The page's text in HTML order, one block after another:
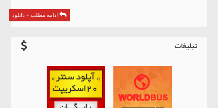
ادامه مطلب + دانلود
تبلیغات